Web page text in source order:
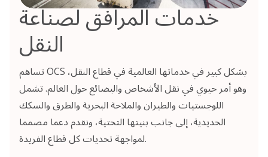
خدمات المرافق لصناعة
النقل
تساهم OCS بشكل كبير في خدماتها العالمية في قطاع النقل،
وهو أمر حيوي في نقل الأشخاص والبضائع حول العالم. تشمل
اللوجستيات والطيران والملاحة البحرية والطرق والسكك
الحديدية، إلى جانب بنيتها التحتية، ونقدم دعما مصمما
لمواجهة تحديات كل قطاع الفريدة.